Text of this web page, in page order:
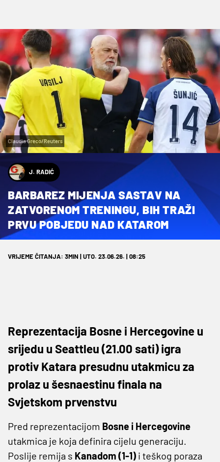
Claudia Greco/Reuters
J. RADIĆ
BARBAREZ MIJENJA SASTAV NA
ZATVORENOM TRENINGU, BIH TRAŽI
PRVU POBJEDU NAD KATAROM
VRIJEME ČITANJA: 3MIN | UTO. 23.06.26. | 08:25
Reprezentacija Bosne i Hercegovine u
srijedu u Seattleu (21.00 sati) igra
protiv Katara presudnu utakmicu za
prolaz u šesnaestinu finala na
Svjetskom prvenstvu
Pred reprezentacijom Bosne i Hercegovine
utakmica je koja definira cijelu generaciju.
Poslije remija s Kanadom (1-1) i teškog poraza